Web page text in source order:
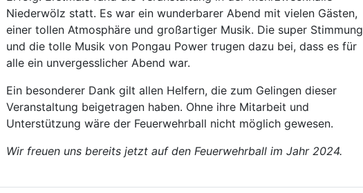
Niederwölz statt. Es war ein wunderbarer Abend mit vielen Gästen,
einer tollen Atmosphäre und großartiger Musik. Die super Stimmung
und die tolle Musik von Pongau Power trugen dazu bei, dass es für
alle ein unvergesslicher Abend war.
Ein besonderer Dank gilt allen Helfern, die zum Gelingen dieser
Veranstaltung beigetragen haben. Ohne ihre Mitarbeit und
Unterstützung wäre der Feuerwehrball nicht möglich gewesen.
Wir freuen uns bereits jetzt auf den Feuerwehrball im Jahr 2024.